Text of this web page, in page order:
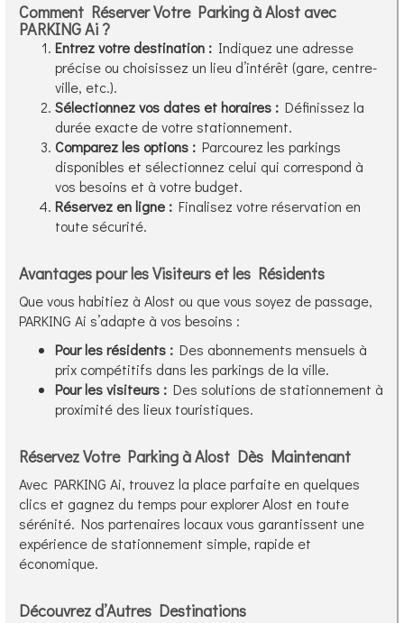
Comment Réserver Votre Parking à Alost avec
PARKING Ai ?
Entrez votre destination : Indiquez une adresse
précise ou choisissez un lieu d’intérêt (gare, centre-
ville, etc.).
Sélectionnez vos dates et horaires : Définissez la
durée exacte de votre stationnement.
Comparez les options : Parcourez les parkings
disponibles et sélectionnez celui qui correspond à
vos besoins et à votre budget.
Réservez en ligne : Finalisez votre réservation en
toute sécurité.
Avantages pour les Visiteurs et les Résidents
Que vous habitiez à Alost ou que vous soyez de passage,
PARKING Ai s’adapte à vos besoins :
Pour les résidents : Des abonnements mensuels à
prix compétitifs dans les parkings de la ville.
Pour les visiteurs : Des solutions de stationnement à
proximité des lieux touristiques.
Réservez Votre Parking à Alost Dès Maintenant
Avec PARKING Ai, trouvez la place parfaite en quelques
clics et gagnez du temps pour explorer Alost en toute
sérénité. Nos partenaires locaux vous garantissent une
expérience de stationnement simple, rapide et
économique.
Découvrez d’Autres Destinations